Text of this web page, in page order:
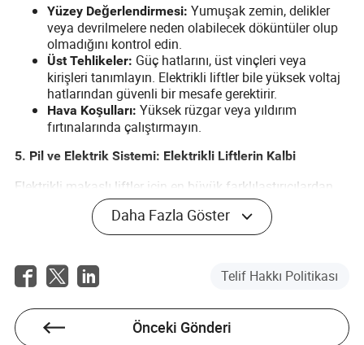
Yüzey Değerlendirmesi: Yumuşak zemin, delikler
veya devrilmelere neden olabilecek döküntüler olup
olmadığını kontrol edin.
Üst Tehlikeler: Güç hatlarını, üst vinçleri veya
kirişleri tanımlayın. Elektrikli liftler bile yüksek voltaj
hatlarından güvenli bir mesafe gerektirir.
Hava Koşulları: Yüksek rüzgar veya yıldırım
fırtınalarında çalıştırmayın.
5. Pil ve Elektrik Sistemi: Elektrikli Liftlerin Kalbi
Elektrikli makaslı liftler için en büyük farklılaştırıcılardan
biri, dikkatli pil bakımına duyulan ihtiyaçtır.
Kurşun-Asit Piller:Elektrolit seviyelerini (distile su)
temizleyin.
Şarj Etme:
Üretici tarafından önerilen şarj cihazını
Aşırı ısınma veya alışılmadık
kokulara dikkat edin. Soğutma deliklerinin toz ve
Daha Fazla Göster
Telif Hakkı Politikası
Önceki Gönderi